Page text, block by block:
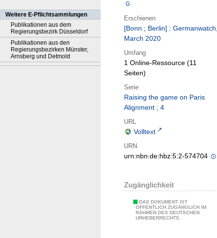
Weitere E-Pflichtsammlungen
Publikationen aus dem
Regierungsbezirk Düsseldorf
Publikationen aus den
Regierungsbezirken Münster,
Arnsberg und Detmold
Erschienen
[Bonn ; Berlin] : Germanwatch
March 2020
Umfang
1 Online-Ressource (11
Seiten)
Serie
Raising the game on Paris
Alignment ; 4
URL
Volltext
URN
urn:nbn:de:hbz:5:2-574704
Zugänglichkeit
DAS DOKUMENT IST
ÖFFENTLICH ZUGÄNGLICH IM
RAHMEN DES DEUTSCHEN
URHEBERRECHTS.